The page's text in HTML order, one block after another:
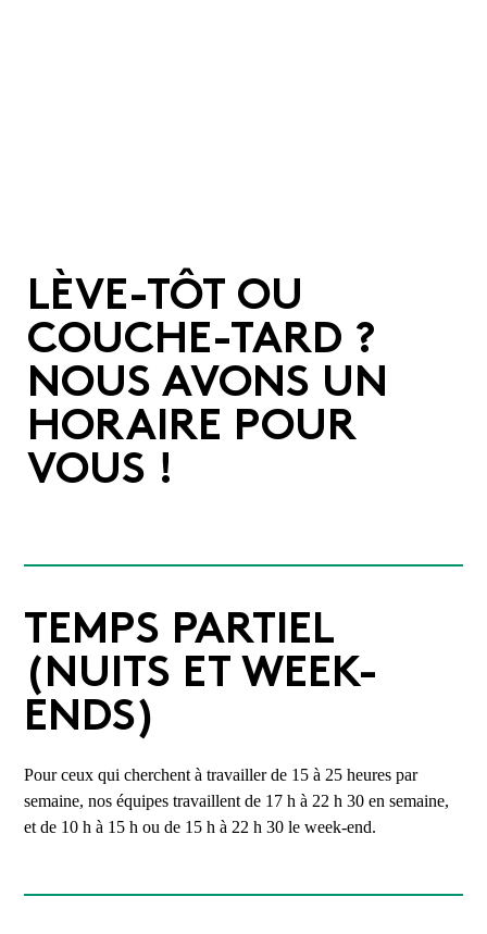
LÈVE-TÔT OU
COUCHE-TARD ?
NOUS AVONS UN
HORAIRE POUR
VOUS !
TEMPS PARTIEL
(NUITS ET WEEK-
ENDS)
Pour ceux qui cherchent à travailler de 15 à 25 heures par
semaine, nos équipes travaillent de 17 h à 22 h 30 en semaine,
et de 10 h à 15 h ou de 15 h à 22 h 30 le week-end.